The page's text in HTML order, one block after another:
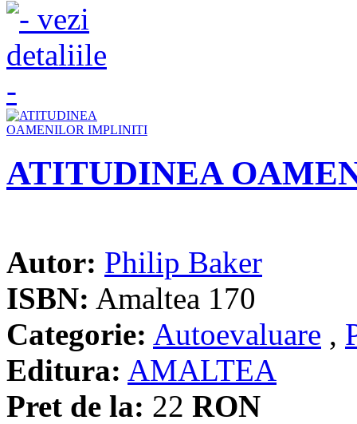
ATITUDINEA
Autor: Philip Baker
ISBN: Amaltea 170
Categorie: Autoevaluare ,
Editura: AMALTEA
Pret de la: 22 RON